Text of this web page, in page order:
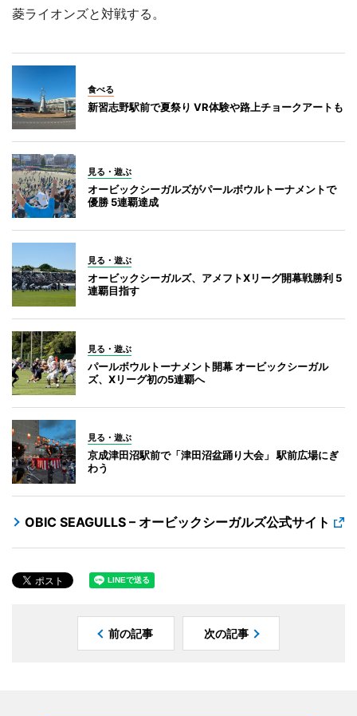
菱ライオンズと対戦する。
食べる
新習志野駅前で夏祭り VR体験や路上チョークアートも
見る・遊ぶ
オービックシーガルズがパールボウルトーナメントで
優勝 5連覇達成
見る・遊ぶ
オービックシーガルズ、アメフトXリーグ開幕戦勝利 5
連覇目指す
見る・遊ぶ
パールボウルトーナメント開幕 オービックシーガル
ズ、Xリーグ初の5連覇へ
見る・遊ぶ
京成津田沼駅前で「津田沼盆踊り大会」 駅前広場にぎ
わう
OBIC SEAGULLS – オービックシーガルズ公式サイト
前の記事 次の記事